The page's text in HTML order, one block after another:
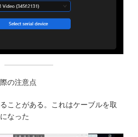
の注意点
ことがある。これはケーブルを取
なった